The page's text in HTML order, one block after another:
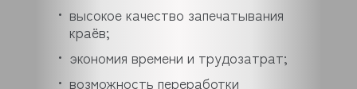
высокое качество запечатывания
краёв;
экономия времени и трудозатрат;
возможность переработки